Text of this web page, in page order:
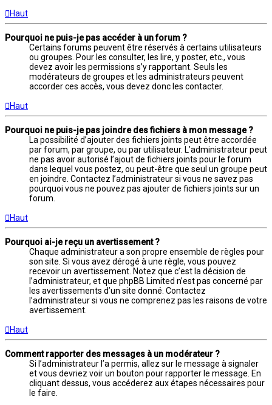
Haut
Pourquoi ne puis-je pas accéder à un forum ?
Certains forums peuvent être réservés à certains utilisateurs
ou groupes. Pour les consulter, les lire, y poster, etc., vous
devez avoir les permissions s’y rapportant. Seuls les
modérateurs de groupes et les administrateurs peuvent
accorder ces accès, vous devez donc les contacter.
Haut
Pourquoi ne puis-je pas joindre des fichiers à mon message ?
La possibilité d’ajouter des fichiers joints peut être accordée
par forum, par groupe, ou par utilisateur. L’administrateur peut
ne pas avoir autorisé l’ajout de fichiers joints pour le forum
dans lequel vous postez, ou peut-être que seul un groupe peut
en joindre. Contactez l’administrateur si vous ne savez pas
pourquoi vous ne pouvez pas ajouter de fichiers joints sur un
forum.
Haut
Pourquoi ai-je reçu un avertissement ?
Chaque administrateur a son propre ensemble de règles pour
son site. Si vous avez dérogé à une règle, vous pouvez
recevoir un avertissement. Notez que c’est la décision de
l’administrateur, et que phpBB Limited n’est pas concerné par
les avertissements d’un site donné. Contactez
l’administrateur si vous ne comprenez pas les raisons de votre
avertissement.
Haut
Comment rapporter des messages à un modérateur ?
Si l’administrateur l’a permis, allez sur le message à signaler
et vous devriez voir un bouton pour rapporter le message. En
cliquant dessus, vous accéderez aux étapes nécessaires pour
le faire.